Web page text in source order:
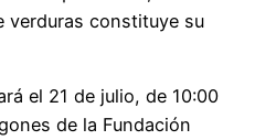
verduras constituye su
el 21 de julio, de 10:00
de la Fundación